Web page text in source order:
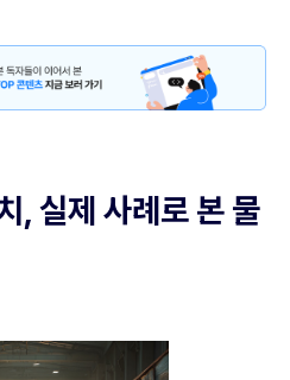
, 실제 사례로 본 물